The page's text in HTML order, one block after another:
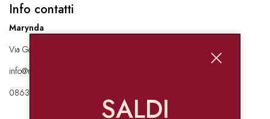
Info contatti
Marynda
Via Garibaldi 136 67051 Avezzano
info@marynda.com
08631871946
SALDI